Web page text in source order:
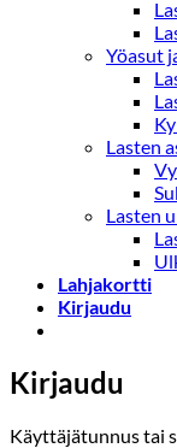
Yöasut
Lasten
Lasten
Lahjakortti
Kirjaudu
Kirjaudu
Käyttäjätunnus tai